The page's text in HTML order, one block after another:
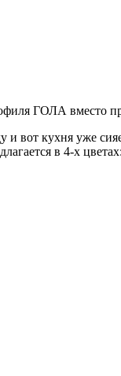
ГОЛА вместо
вот кухня уже
предлагается в